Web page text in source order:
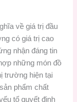
về giá trị đầu
có giá trị cao
nhận đáng tin
những món đồ
trường hiện tại
phẩm chất
tố quyết định